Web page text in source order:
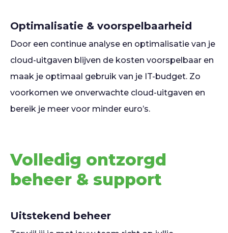
Optimalisatie & voorspelbaarheid
Door een continue analyse en optimalisatie van je
cloud-uitgaven blijven de kosten voorspelbaar en
maak je optimaal gebruik van je IT-budget. Zo
voorkomen we onverwachte cloud-uitgaven en
bereik je meer voor minder euro’s.
Volledig ontzorgd
beheer & support
Uitstekend beheer